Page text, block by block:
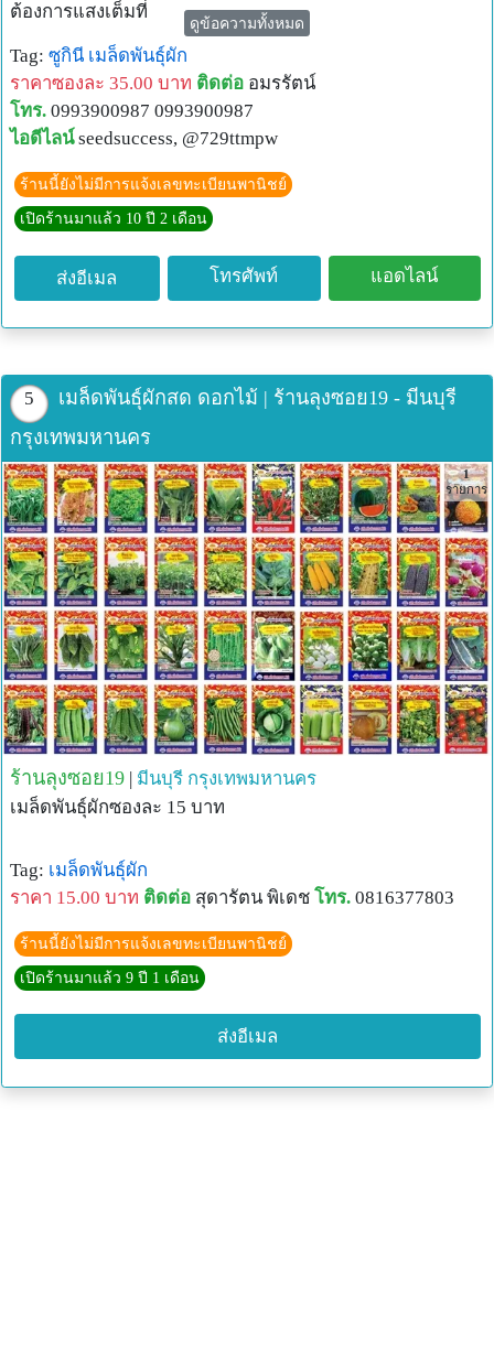
ต้องการแสงเต็มที่
อายุการเก็บเกี่ยว :- เริ่มเก็บเกี่ยวได้เมื่ออายุ 40 วัน เก็บเกี่ยว
ได้ถึง 70-80 วัน
----------------------------------------------------
สนใจ ติดต่อ :-
http://www.seedsuccess.net/
Tel : 099-3900987
ID Line : seedsuccess , @729ttmpw (อย่าลืม @ ด้วยนะคะ)
ดูข้อความทั้งหมด
Tag: ซูกินี เมล็ดพันธุ์ผัก
ราคาซองละ 35.00 บาท ติดต่อ อมรรัตน์
โทร. 0993900987 0993900987
ไอดีไลน์ seedsuccess, @729ttmpw
ร้านนี้ยังไม่มีการแจ้งเลขทะเบียนพานิชย์
เปิดร้านมาแล้ว 10 ปี 2 เดือน
ส่งอีเมล โทรศัพท์ แอดไลน์
5
เมล็ดพันธุ์ผักสด ดอกไม้ | ร้านลุงซอย19 - มีนบุรี
กรุงเทพมหานคร
1
รายการ
ร้านลุงซอย19 มีนบุรี กรุงเทพมหานคร
เมล็ดพันธุ์ผักซองละ 15 บาท
Tag: เมล็ดพันธุ์ผัก
ราคา 15.00 บาท ติดต่อ สุดารัตน พิเดช โทร. 0816377803
ร้านนี้ยังไม่มีการแจ้งเลขทะเบียนพานิชย์
เปิดร้านมาแล้ว 9 ปี 1 เดือน
ส่งอีเมล